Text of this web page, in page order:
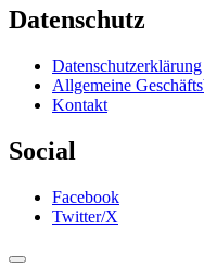
Datenschutz
Datenschutzerklärung
Allgemeine
Kontakt
Social
Facebook
Twitter/X